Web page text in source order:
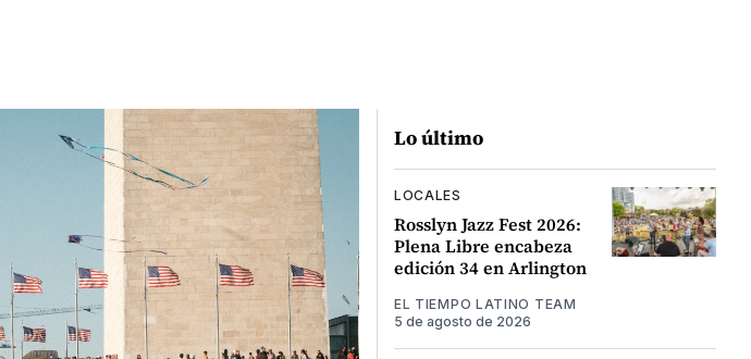
Lo último
LOCALES
Rosslyn Jazz Fest 2026:
Plena Libre encabeza
edición 34 en Arlington
EL TIEMPO LATINO TEAM
5 de agosto de 2026